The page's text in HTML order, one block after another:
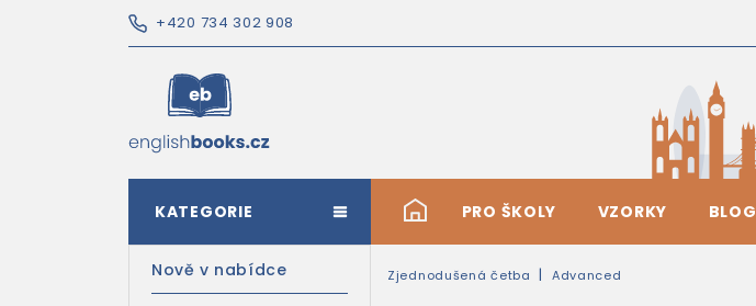
+420 734 302 908
# PRO ŠKOLY VZORKY BLOG
KATEGORIE
Nově v nabídce Zjednodušená četba Advanced